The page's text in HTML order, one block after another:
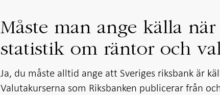
Måste man ange källa
statistik om räntor och
Ja, du måste alltid ange att Sveriges riksbank är
Valutakurserna som Riksbanken publicerar från